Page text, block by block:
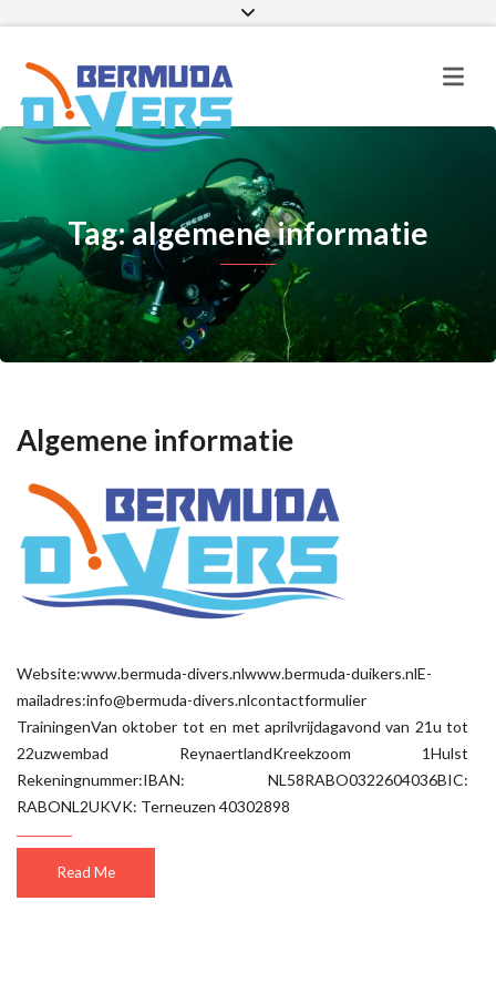
Facebook
Tag: algemene informatie
Algemene informatie
Website:www.bermuda-divers.nlwww.bermuda-duikers.nlE-
mailadres:info@bermuda-divers.nlcontactformulier
TrainingenVan oktober tot en met aprilvrijdagavond van 21u tot
22uzwembad ReynaertlandKreekzoom 1Hulst
Rekeningnummer:IBAN: NL58RABO0322604036BIC:
RABONL2UKVK: Terneuzen 40302898
Read Me